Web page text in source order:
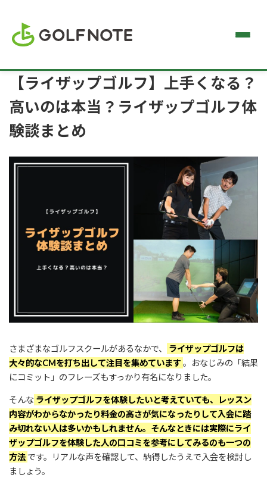
【ライザップゴルフ】上手くなる？
高いのは本当？ライザップゴルフ体
験談まとめ
さまざまなゴルフスクールがあるなかで、
ライザップゴルフは
大々的なCMを打ち出して注目を集めています。おなじみの「結果
にコミット」のフレーズもすっかり有名になりました。
そんな ライザップゴルフを体験したいと考えていても、レッスン
内容がわからなかったり料金の高さが気になったりして入会に踏
み切れない人は多いかもしれません。そんなときには実際にライ
ザップゴルフを体験した人の口コミを参考にしてみるのも一つの
方法です。リアルな声を確認して、納得したうえで入会を検討し
ましょう。